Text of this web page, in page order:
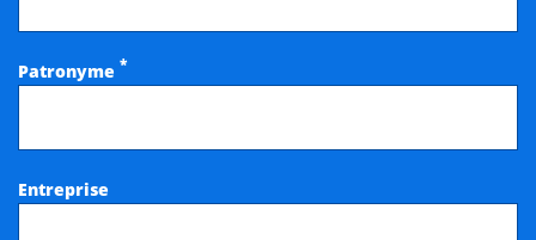
Patronyme *
Entreprise